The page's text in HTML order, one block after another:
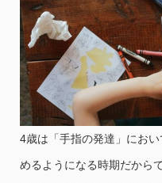
4歳は「手指の発達」にお
めるようになる時期だから